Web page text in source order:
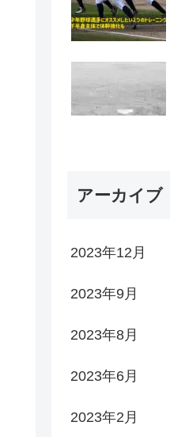
アーカイブ
2023年12月
2023年9月
2023年8月
2023年6月
2023年2月